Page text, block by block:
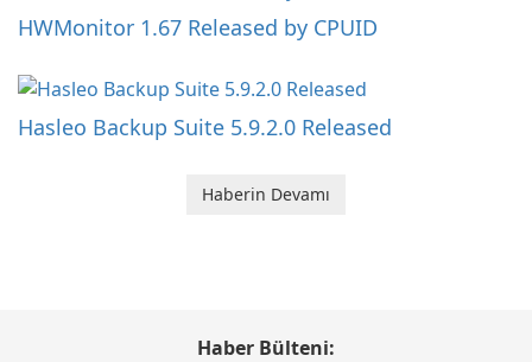
HWMonitor 1.67 Released by CPUID
Hasleo Backup Suite 5.9.2.0 Released
Haberin Devamı
Haber Bülteni: